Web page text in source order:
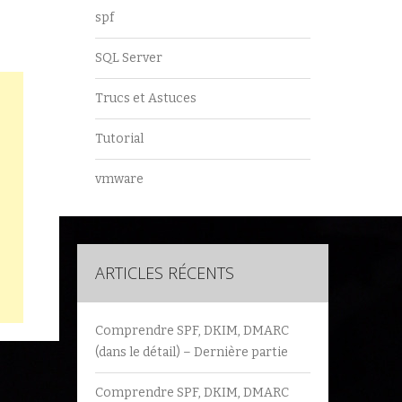
spf
SQL Server
Trucs et Astuces
Tutorial
vmware
ARTICLES RÉCENTS
Comprendre SPF, DKIM, DMARC
(dans le détail) – Dernière partie
Comprendre SPF, DKIM, DMARC